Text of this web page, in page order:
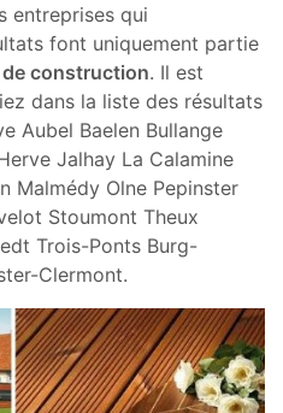
entreprises qui
font uniquement partie
construction. Il est
dans la liste des résultats
Aubel Baelen Bullange
Jalhay La Calamine
Malmédy Olne Pepinster
Stoumont Theux
Trois-Ponts Burg-
Clermont.